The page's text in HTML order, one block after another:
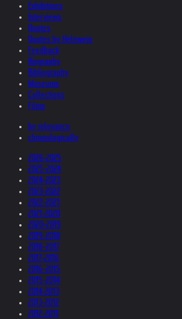
Exhibitions
Interviews
Quotes
Quotes by Helnwein
Feedback
Biography
Bibliography
Museums
Collections
Films
by relevance
chronologically
2026-2025
2025-2024
2024-2023
2023-2022
2022-2021
2021-2020
2020-2019
2019-2018
2018-2017
2017-2016
2016-2015
2015-2014
2014-2013
2013-2012
2012-2011